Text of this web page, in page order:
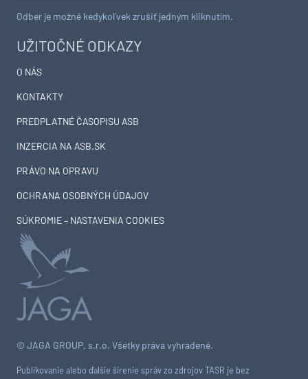
© JAGA GROUP, s.r.o. Všetky práva vyhradené.
Publikovanie alebo ďalšie šírenie správ zo zdrojov TASR je bez
UŽITOČNÉ ODKAZY
O NÁS
KONTAKTY
PREDPLATNÉ ČASOPISU ASB
INZERCIA NA ASB.SK
PRÁVO NA OPRAVU
OCHRANA OSOBNÝCH ÚDAJOV
SÚKROMIE – NASTAVENIA COOKIES
Odber je možné kedykoľvek zrušiť jedným kliknutím.